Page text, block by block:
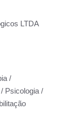
LTDA
/
Psicologia /